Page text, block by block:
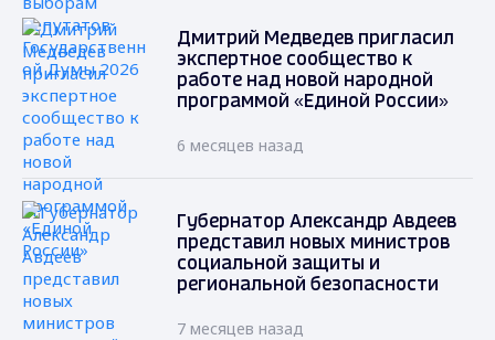
Дмитрий Медведев пригласил
экспертное сообщество к
работе над новой народной
программой «Единой России»
6 месяцев назад
Губернатор Александр Авдеев
представил новых министров
социальной защиты и
региональной безопасности
7 месяцев назад